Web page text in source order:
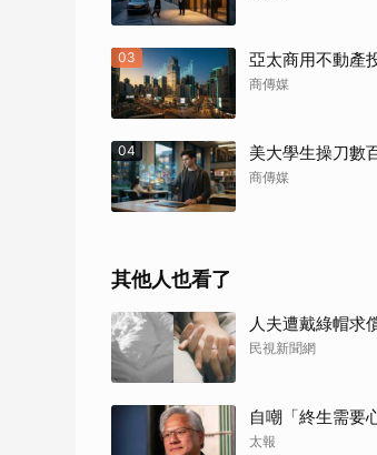
03 亞太商用不動產
商傳媒
04 美大學生操刀數
商傳媒
其他人也看了
人夫遭戴綠帽求
民視新聞網
自嘲「終生需要
太報